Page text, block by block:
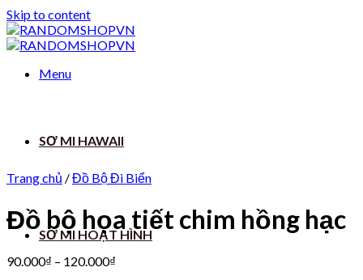
Skip to content
Menu
SƠ MI HAWAII
SƠ MI HOẠT HÌNH
Trang chủ /Đồ Bộ Đi Biển
Đồ bộ họa tiết chim hồng hạc
90.000₫ – 120.000₫